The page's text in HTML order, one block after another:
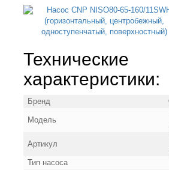
Технические
характеристики:
Бренд
Модель
Артикул
Тип насоса